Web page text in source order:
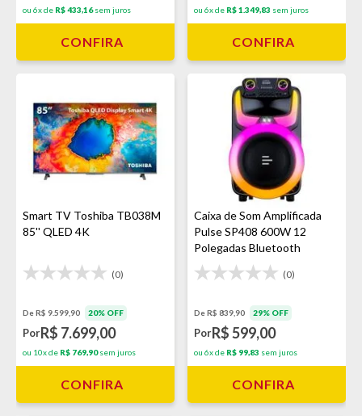
ou 6x de R$ 433,16sem juros
CONFIRA
ou 6x de R$ 1.349,83 sem juros
CONFIRA
Smart TV Toshiba TB038M
85'' QLED 4K
(0)
De R$ 9.599,90 20% OFF
PorR$ 7.699,00
ou 10x de R$ 769,90sem juros
CONFIRA
Caixa de Som Amplificada
Pulse SP408 600W 12
Polegadas Bluetooth
(0)
De R$ 839,90 29% OFF
PorR$ 599,00
ou 6x de R$ 99,83 sem juros
CONFIRA